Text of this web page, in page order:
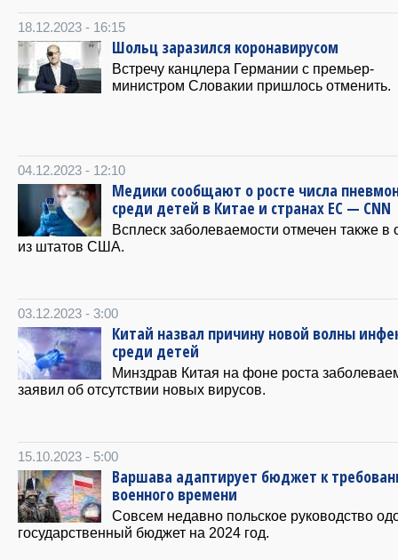
18.12.2023 - 16:15
Шольц заразился коронавирусом
Встречу канцлера Германии с премьер-
министром Словакии пришлось отменить.
04.12.2023 - 12:10
Медики сообщают о росте числа
среди детей в Китае и странах ЕС — CNN
Всплеск заболеваемости отмечен также в
из штатов США.
03.12.2023 - 3:00
Китай назвал причину новой волны
среди детей
Минздрав Китая на фоне роста
заявил об отсутствии новых вирусов.
15.10.2023 - 5:00
Варшава адаптирует бюджет к
военного времени
Совсем недавно польское руководство
государственный бюджет на 2024 год.